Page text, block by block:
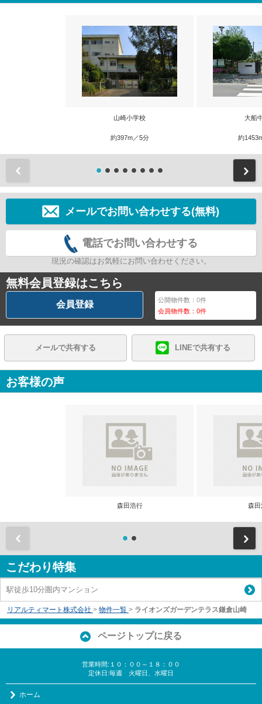
山崎小学校
約397m／5分
大船
約
メールでお問い合わせする(無料)
電話でお問い合わせする
現況の確認はお気軽にお問い合わせください。
無料会員登録はこちら
会員登録 公開物件数：0件
会員物件数：0件
メールで共有する LINEで共有する
お客様の声
森田浩行 森田
こだわり特集
駅徒歩10分圏内マンション
リアルティマート株式会社 > 物件一覧 > ライオンズガーデンテラス鎌倉山崎
ページトップに戻る
営業時間:１０：００～１８：００
定休日:毎週 火曜日、水曜日
ホーム